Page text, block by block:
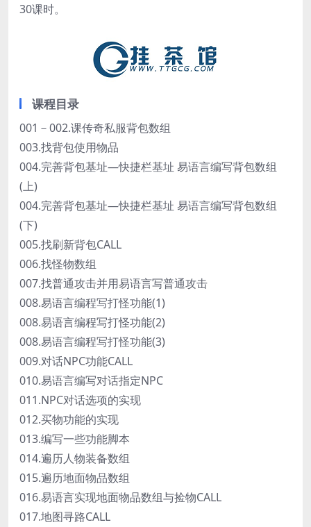
30课时。
课程目录
001－002.课传奇私服背包数组
003.找背包使用物品
004.完善背包基址—快捷栏基址 易语言编写背包数组
(上)
004.完善背包基址—快捷栏基址 易语言编写背包数组
(下)
005.找刷新背包CALL
006.找怪物数组
007.找普通攻击并用易语言写普通攻击
008.易语言编程写打怪功能(1)
008.易语言编程写打怪功能(2)
008.易语言编程写打怪功能(3)
009.对话NPC功能CALL
010.易语言编写对话指定NPC
011.NPC对话选项的实现
012.买物功能的实现
013.编写一些功能脚本
014.遍历人物装备数组
015.遍历地面物品数组
016.易语言实现地面物品数组与捡物CALL
017.地图寻路CALL